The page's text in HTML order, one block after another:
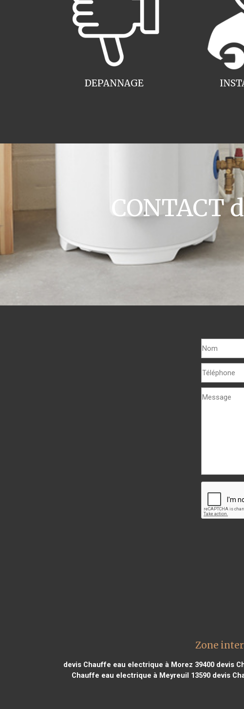
DEPANNAGE
CONTACT
Zone
devis Chauffe eau electrique à Morez 39400devis
Chauffe eau electrique à Meyreuil 13590devis